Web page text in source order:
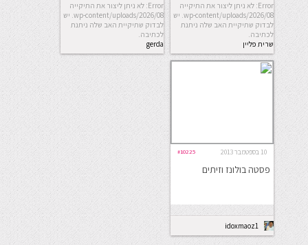
Error: לא ניתן ליצור את התיקייה
wp-content/uploads/2026/08. יש
לבדוק שתיקיית האב שלה ניתנת
לכתיבה.
שרית פליין
Error: לא ניתן ליצור את התיקייה
wp-content/uploads/2026/08. יש
לבדוק שתיקיית האב שלה ניתנת
לכתיבה.
gerda
10 בספטמבר 2013 #10225
פסטה בולונז וזיתים
idoxmaoz1